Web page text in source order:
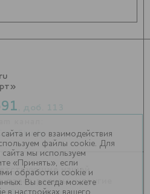
нашей
пресс-релизы и другие
и его взаимодействия
файлы cookie. Для
мы используем
«Принять», если
обработки cookie и
Вы всегда можете
в настройках вашего